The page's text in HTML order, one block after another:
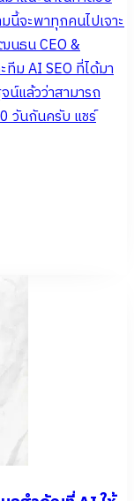
นี้จะพาทุกคนไปเจาะ
ธน CEO &
ม AI SEO ที่ได้มา
แล้วว่าสามารถ
วันกันครับ แชร์